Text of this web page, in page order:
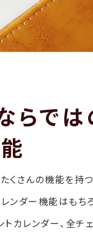
らでは
くさんの機能を持つ
ンダー機能はもち
トカレンダー、全チ